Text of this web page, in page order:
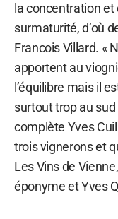
la concentration
surmaturité, d’où
Francois Villard. «
apportent au
l’équilibre mais il
surtout trop au
complète Yves
trois vignerons et
Les Vins de
éponyme et Yves